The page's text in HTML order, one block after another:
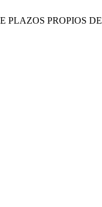
PLAZOS PROPIOS